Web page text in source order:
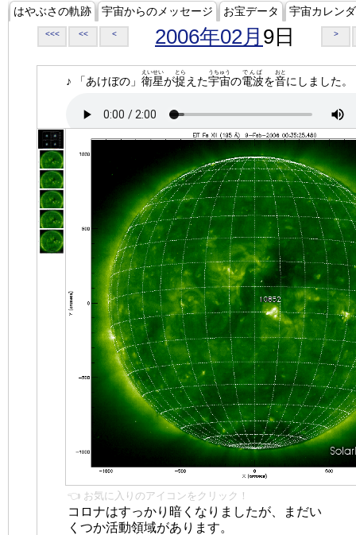
はやぶさの軌跡 宇宙からのメッセージ お宝データ 宇宙カレン
<<< << < 2006年02月 9日 >
♪ 「あけぼの」 衛星
えいせい
が捉
とら
えた宇宙
うちゅう
の電波
でんぱ
を音
おと
にしました。
👈 お気に入りのアイコンをクリック！
コロナはすっかり暗くなりましたが、まだい
くつか活動領域があります。